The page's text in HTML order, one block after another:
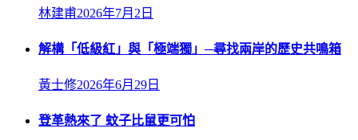
林建甫2026年7月2日
解構「低級紅」與「極端獨」─尋找兩岸的歷史共鳴箱
黃士修2026年6月29日
登革熱來了 蚊子比鼠更可怕